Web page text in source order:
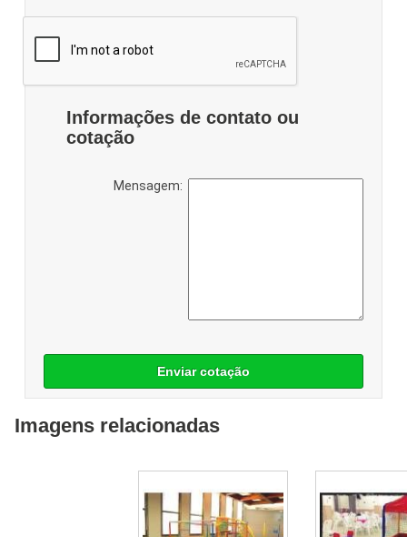
Informações de contato ou
cotação
Mensagem:
Enviar cotação
Imagens relacionadas